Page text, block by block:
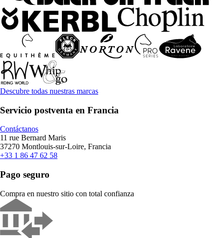
Descubre todas nuestras marcas
Servicio postventa en Francia
Contáctanos
11 rue Bernard Maris
37270 Montlouis-sur-Loire, Francia
+33 1 86 47 62 58
Pago seguro
Compra en nuestro sitio con total confianza